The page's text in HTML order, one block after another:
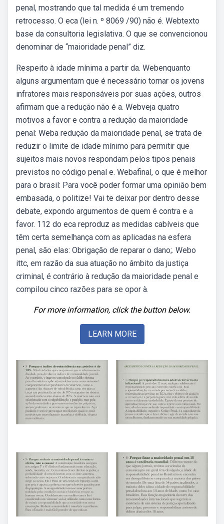
penal, mostrando que tal medida é um tremendo
retrocesso. O eca (lei n. º 8069 /90) não é. Webtexto
base da consultoria legislativa. O que se convencionou
denominar de “maioridade penal” diz.
Respeito à idade mínima a partir da. Webenquanto
alguns argumentam que é necessário tornar os jovens
infratores mais responsáveis por suas ações, outros
afirmam que a redução não é a. Webveja quatro
motivos a favor e contra a redução da maioridade
penal: Weba redução da maioridade penal, se trata de
reduzir o limite de idade mínimo para permitir que
sujeitos mais novos respondam pelos tipos penais
previstos no código penal e. Webafinal, o que é melhor
para o brasil: Para você poder formar uma opinião bem
embasada, o politize! Vai te deixar por dentro desse
debate, expondo argumentos de quem é contra e a
favor. 112 do eca reproduz as medidas cabíveis que
têm certa semelhança com as aplicadas na esfera
penal, são elas: Obrigação de reparar o dano;. Webo
ittc, em razão da sua atuação no âmbito da justiça
criminal, é contrário à redução da maioridade penal e
compilou cinco razões para se opor à.
For more information, click the button below.
LEARN MORE